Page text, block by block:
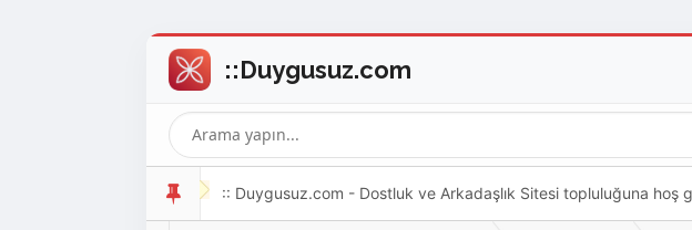
:: Duygusuz.com - Dostluk ve Arkadaşlık Sitesi topluluğuna hoş